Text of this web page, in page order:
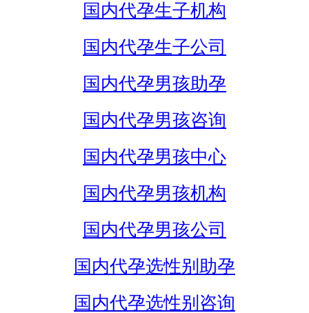
国内代孕生子机构
国内代孕生子公司
国内代孕男孩助孕
国内代孕男孩咨询
国内代孕男孩中心
国内代孕男孩机构
国内代孕男孩公司
国内代孕选性别助孕
国内代孕选性别咨询